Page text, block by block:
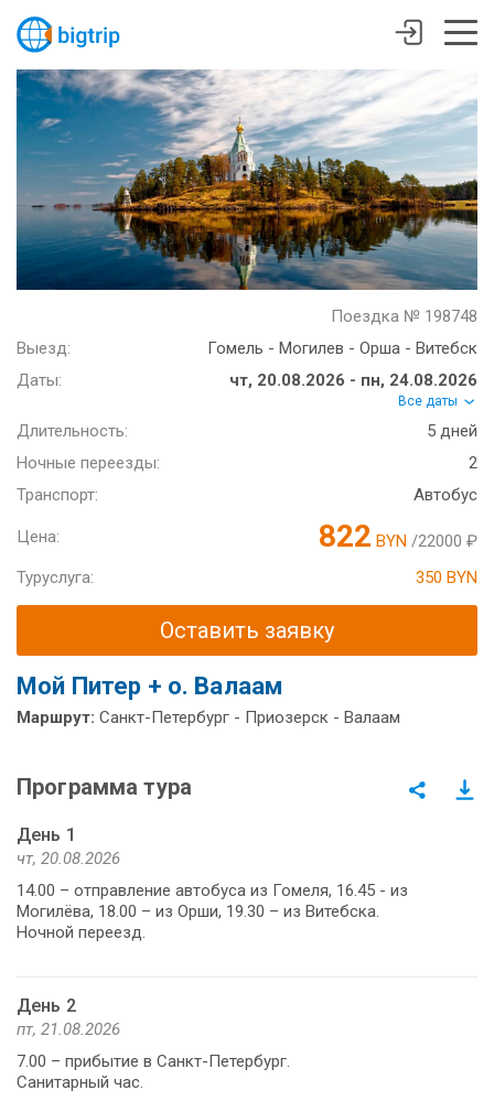
Поездка № 198748
Выезд:
Гомель - Могилев - Орша - Витебск
Даты:
чт, 20.08.2026 - пн, 24.08.2026
Все даты
Длительность:
5 дней
Ночные переезды:
2
Транспорт:
Автобус
Цена: 822 BYN /22000 ₽
Туруслуга:
350 BYN
Оставить заявку
Мой Питер + о. Валаам
Маршрут: Санкт-Петербург - Приозерск - Валаам
Программа тура
День 1
чт, 20.08.2026
14.00 – отправление автобуса из Гомеля, 16.45 - из
Могилёва, 18.00 – из Орши, 19.30 – из Витебска.
Ночной переезд.
День 2
пт, 21.08.2026
7.00 – прибытие в Санкт-Петербург.
Санитарный час.